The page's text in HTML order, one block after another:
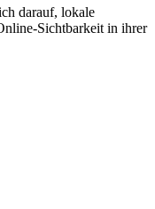
darauf, lokale
Sichtbarkeit in ihrer